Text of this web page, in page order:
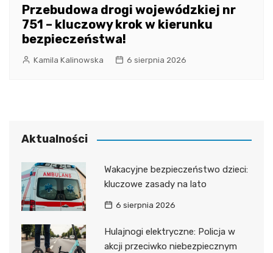
Przebudowa drogi wojewódzkiej nr
751 – kluczowy krok w kierunku
bezpieczeństwa!
Kamila Kalinowska 6 sierpnia 2026
Aktualności
Wakacyjne bezpieczeństwo dzieci:
kluczowe zasady na lato
6 sierpnia 2026
Hulajnogi elektryczne: Policja w
akcji przeciwko niebezpiecznym